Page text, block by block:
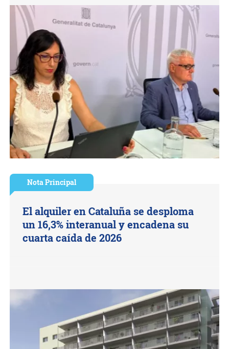
Nota Principal
El alquiler en Cataluña se desploma
un 16,3% interanual y encadena su
cuarta caída de 2026